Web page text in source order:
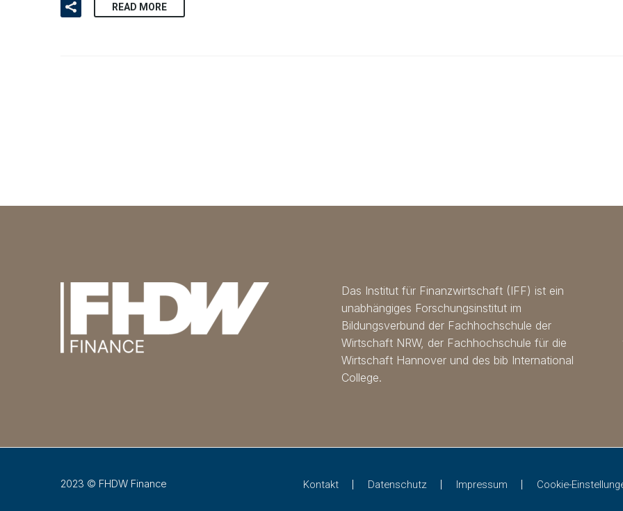
READ MORE
Das Institut für Finanzwirtschaft (IFF) ist ein
unabhängiges Forschungsinstitut im
Bildungsverbund der Fachhochschule der
Wirtschaft NRW, der Fachhochschule für die
Wirtschaft Hannover und des bib International
College.
Kontakt Datenschutz Impressum Cookie-
2023 © FHDW Finance